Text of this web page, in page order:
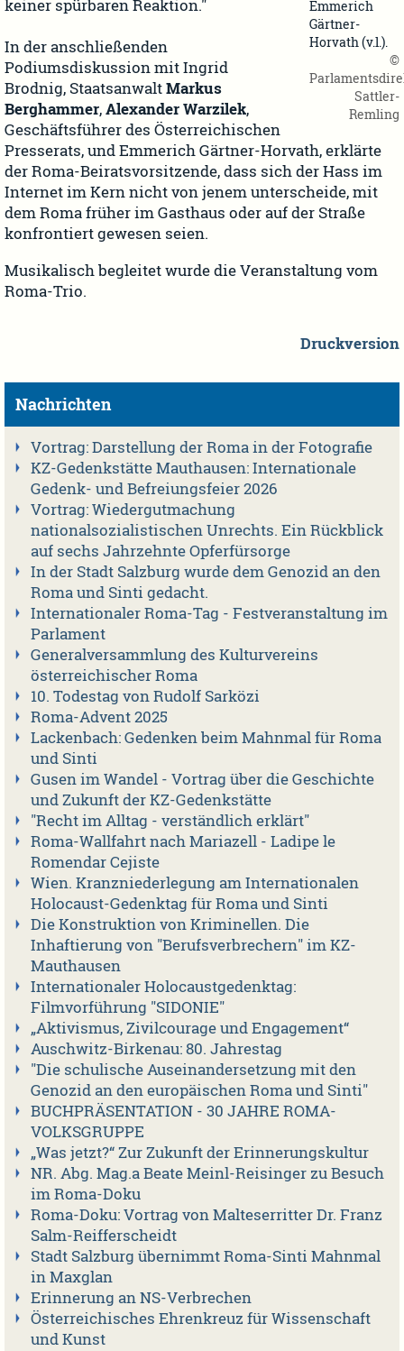
Emmerich
Gärtner-
Horvath (v.l.).
©
Sattler-
Remling
keiner spürbaren Reaktion."
In der anschließenden
Podiumsdiskussion mit Ingrid
Brodnig, StaatsanwaltMarkus
Berghammer,Alexander Warzilek,
Geschäftsführer des Österreichischen
Presserats, und Emmerich Gärtner-Horvath, erklärte
der Roma-Beiratsvorsitzende, dass sich der Hass im
Internet im Kern nicht von jenem unterscheide, mit
dem Roma früher im Gasthaus oder auf der Straße
konfrontiert gewesen seien.
Musikalisch begleitet wurde die Veranstaltung vom
Roma-Trio.
Druckversion
Nachrichten
Vortrag: Darstellung der Roma in der Fotografie
KZ-Gedenkstätte Mauthausen: Internationale
Gedenk- und Befreiungsfeier 2026
Vortrag: Wiedergutmachung
nationalsozialistischen Unrechts. Ein Rückblick
auf sechs Jahrzehnte Opferfürsorge
In der Stadt Salzburg wurde dem Genozid an den
Roma und Sinti gedacht.
Internationaler Roma-Tag - Festveranstaltung im
Parlament
Generalversammlung des Kulturvereins
österreichischer Roma
10. Todestag von Rudolf Sarközi
Roma-Advent 2025
Lackenbach: Gedenken beim Mahnmal für Roma
und Sinti
Gusen im Wandel - Vortrag über die Geschichte
und Zukunft der KZ-Gedenkstätte
"Recht im Alltag - verständlich erklärt"
Roma-Wallfahrt nach Mariazell - Ladipe le
Romendar Cejiste
Wien. Kranzniederlegung am Internationalen
Holocaust-Gedenktag für Roma und Sinti
Die Konstruktion von Kriminellen. Die
Inhaftierung von "Berufsverbrechern" im KZ-
Mauthausen
Internationaler Holocaustgedenktag:
Filmvorführung "SIDONIE"
„Aktivismus, Zivilcourage und Engagement“
Auschwitz-Birkenau: 80. Jahrestag
"Die schulische Auseinandersetzung mit den
Genozid an den europäischen Roma und Sinti"
BUCHPRÄSENTATION - 30 JAHRE ROMA-
VOLKSGRUPPE
„Was jetzt?“ Zur Zukunft der Erinnerungskultur
NR. Abg. Mag.a Beate Meinl-Reisinger zu Besuch
im Roma-Doku
Roma-Doku: Vortrag von Malteserritter Dr. Franz
Salm-Reifferscheidt
Stadt Salzburg übernimmt Roma-Sinti Mahnmal
in Maxglan
Erinnerung an NS-Verbrechen
Österreichisches Ehrenkreuz für Wissenschaft
und Kunst